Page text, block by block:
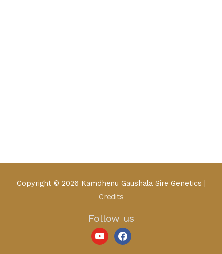
Copyright © 2026 Kamdhenu Gaushala Sire Genetics |
Credits
Follow us